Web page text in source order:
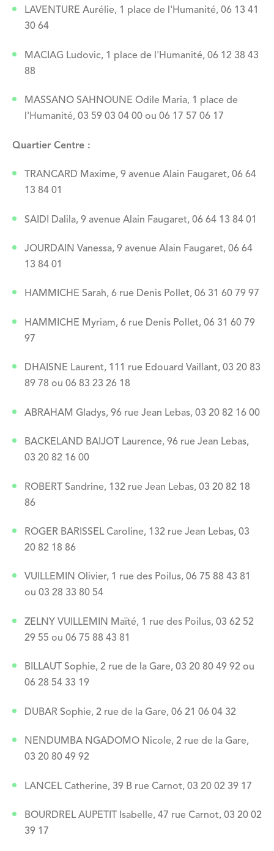
LAVENTURE Aurélie, 1 place de l'Humanité, 06 13 41
30 64
MACIAG Ludovic, 1 place de l'Humanité, 06 12 38 43
88
MASSANO SAHNOUNE Odile Maria, 1 place de
l'Humanité, 03 59 03 04 00 ou 06 17 57 06 17
Quartier Centre :
TRANCARD Maxime, 9 avenue Alain Faugaret, 06 64
13 84 01
SAIDI Dalila, 9 avenue Alain Faugaret, 06 64 13 84 01
JOURDAIN Vanessa, 9 avenue Alain Faugaret, 06 64
13 84 01
HAMMICHE Sarah, 6 rue Denis Pollet, 06 31 60 79 97
HAMMICHE Myriam, 6 rue Denis Pollet, 06 31 60 79
97
DHAISNE Laurent, 111 rue Edouard Vaillant, 03 20 83
89 78 ou 06 83 23 26 18
ABRAHAM Gladys, 96 rue Jean Lebas, 03 20 82 16 00
BACKELAND BAIJOT Laurence, 96 rue Jean Lebas,
03 20 82 16 00
ROBERT Sandrine, 132 rue Jean Lebas, 03 20 82 18
86
ROGER BARISSEL Caroline, 132 rue Jean Lebas, 03
20 82 18 86
VUILLEMIN Olivier, 1 rue des Poilus, 06 75 88 43 81
ou 03 28 33 80 54
ZELNY VUILLEMIN Maïté, 1 rue des Poilus, 03 62 52
29 55 ou 06 75 88 43 81
BILLAUT Sophie, 2 rue de la Gare, 03 20 80 49 92 ou
06 28 54 33 19
DUBAR Sophie, 2 rue de la Gare, 06 21 06 04 32
NENDUMBA NGADOMO Nicole, 2 rue de la Gare,
03 20 80 49 92
LANCEL Catherine, 39 B rue Carnot, 03 20 02 39 17
BOURDREL AUPETIT Isabelle, 47 rue Carnot, 03 20 02
39 17